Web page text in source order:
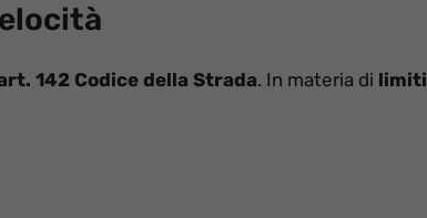
142 Codice della Strada. In materia di limiti